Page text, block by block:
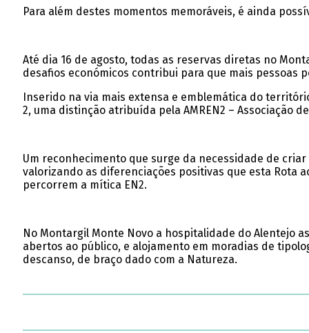
Para além destes momentos memoráveis, é ainda
Até dia 16 de agosto, todas as reservas diretas no
desafios económicos contribui para que mais pessoas
Inserido na via mais extensa e emblemática do
2, uma distinção atribuída pela AMREN2 – Associação
Um reconhecimento que surge da necessidade de
valorizando as diferenciações positivas que esta Rota
percorrem a mítica EN2.
No Montargil Monte Novo a hospitalidade do Alentejo
abertos ao público, e alojamento em moradias de
descanso, de braço dado com a Natureza.